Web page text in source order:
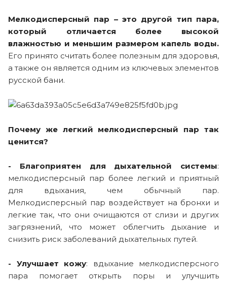
Мелкодисперсный пар – это другой тип пара,
который отличается более высокой
влажностью и меньшим размером капель воды.
Его принято считать более полезным для здоровья,
а также он является одним из ключевых элементов
русской бани.
Почему же легкий мелкодисперсный пар так
ценится?
- Благоприятен для дыхательной системы:
мелкодисперсный пар более легкий и приятный
для вдыхания, чем обычный пар.
Мелкодисперсный пар воздействует на бронхи и
легкие так, что они очищаются от слизи и других
загрязнений, что может облегчить дыхание и
снизить риск заболеваний дыхательных путей.
- Улучшает кожу: вдыхание мелкодисперсного
пара помогает открыть поры и улучшить